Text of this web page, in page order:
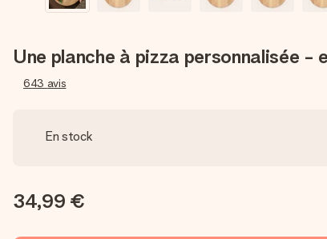
Une planche à pizza personnalisée
643 avis
En stock
34,99 €